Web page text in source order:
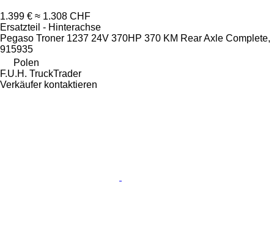
1.399 € ≈ 1.308 CHF
Ersatzteil - Hinterachse
Pegaso Troner 1237 24V 370HP 370 KM Rear Axle Complete,
915935
Polen
F.U.H. TruckTrader
Verkäufer kontaktieren